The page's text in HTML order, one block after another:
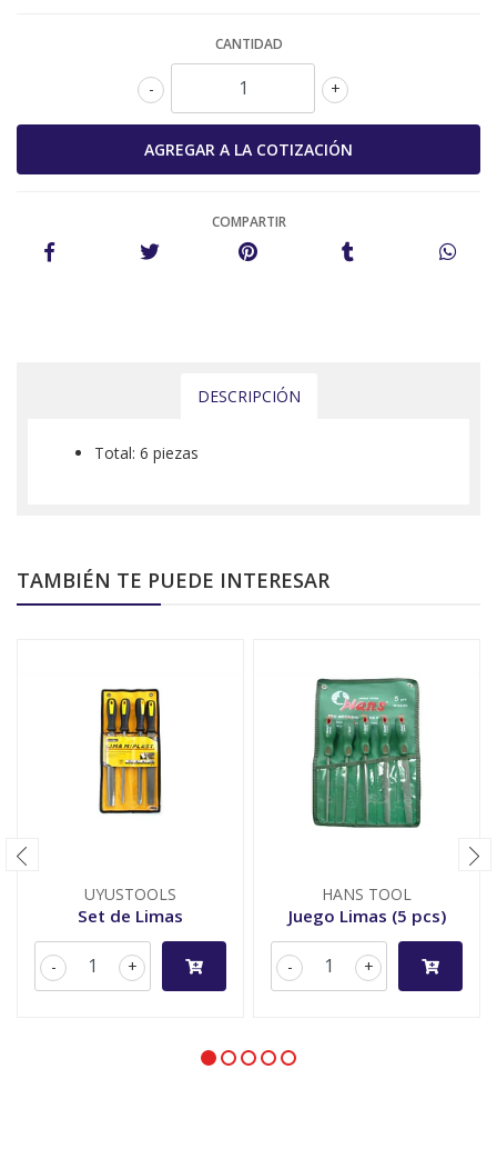
CANTIDAD
+
-
COMPARTIR
DESCRIPCIÓN
Total: 6 piezas
TAMBIÉN TE PUEDE INTERESAR
UYUSTOOLS
Set de Limas
+
-
HANS TOOL
Juego Limas (5 pcs)
+
-